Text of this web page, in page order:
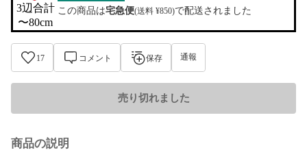
3辺合計
〜80cm
この商品は宅急便(送料 ¥850)で配送されました
17 コメント 保存 通報
売り切れました
商品の説明